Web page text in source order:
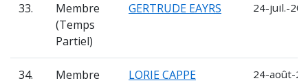
33.
Membre
(Temps
Partiel)
GERTRUDE EAYRS 24-juil.-
34.
Membre
LORIE CAPPE 24-août-